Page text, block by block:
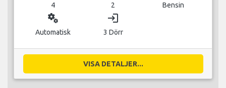
4 2 Bensin
miscellaneous_services
Automatisk
login
3 Dörr
VISA DETALJER...